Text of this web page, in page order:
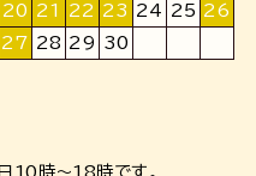
20 21 22 23 24 25 26
27 28 29 30
10時～18時です。